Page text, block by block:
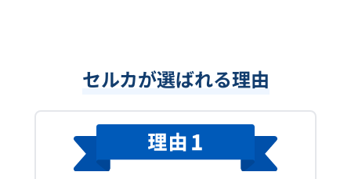
セルカが選ばれる理由